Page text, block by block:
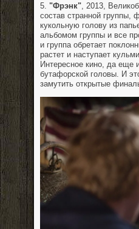
5. "Фрэнк" , 2013,
состав странной группы,
кукольную голову из
альбомом группы и все
и группа обретает
растет и наступает
Интересное кино, да еще
бутафорской головы. И
замутить открытые